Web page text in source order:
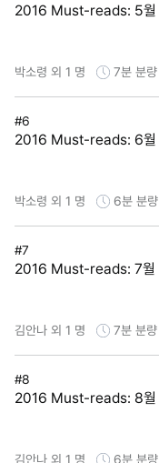
2016 Must-reads: 5월
박소령 외 1 명 7분 분량
#6
2016 Must-reads: 6월
박소령 외 1 명 6분 분량
#7
2016 Must-reads: 7월
김안나 외 1 명 7분 분량
#8
2016 Must-reads: 8월
김안나 외 1 명 6분 분량